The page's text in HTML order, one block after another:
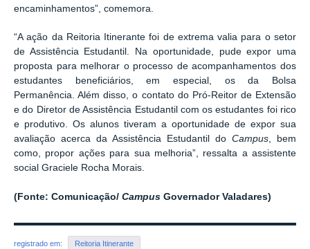
encaminhamentos”, comemora.
“A ação da Reitoria Itinerante foi de extrema valia para o setor
de Assistência Estudantil. Na oportunidade, pude expor uma
proposta para melhorar o processo de acompanhamentos dos
estudantes beneficiários, em especial, os da Bolsa
Permanência. Além disso, o contato do Pró-Reitor de Extensão
e do Diretor de Assistência Estudantil com os estudantes foi rico
e produtivo. Os alunos tiveram a oportunidade de expor sua
avaliação acerca da Assistência Estudantil do Campus, bem
como, propor ações para sua melhoria”, ressalta a assistente
social Graciele Rocha Morais.
(Fonte: Comunicação/ Campus Governador Valadares)
registrado em: Reitoria Itinerante